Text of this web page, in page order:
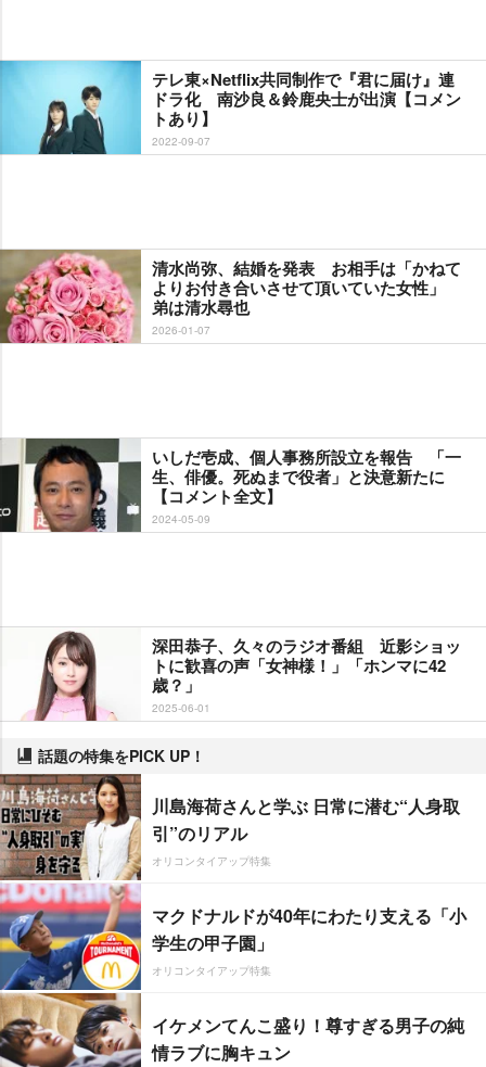
テレ東×Netflix共同制作で『君に届け』連
ドラ化 南沙良＆鈴鹿央士が出演【コメン
トあり】
2022-09-07
清水尚弥、結婚を発表 お相手は「かねて
よりお付き合いさせて頂いていた女性」
弟は清水尋也
2026-01-07
いしだ壱成、個人事務所設立を報告 「一
生、俳優。死ぬまで役者」と決意新たに
【コメント全文】
2024-05-09
深田恭子、久々のラジオ番組 近影ショッ
トに歓喜の声「女神様！」「ホンマに42
歳？」
2025-06-01
話題の特集をPICK UP！
川島海荷さんと学ぶ 日常に潜む“人身取
引”のリアル
オリコンタイアップ特集
マクドナルドが40年にわたり支える「小
学生の甲子園」
オリコンタイアップ特集
イケメンてんこ盛り！尊すぎる男子の純
情ラブに胸キュン